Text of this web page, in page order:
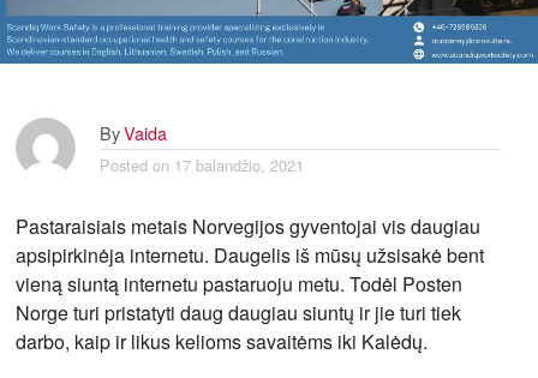
ByVaida
Posted on 17 balandžio, 2021
Pastaraisiais metais Norvegijos gyventojai vis daugiau
apsipirkinėja internetu. Daugelis iš mūsų užsisakė bent
vieną siuntą internetu pastaruoju metu. Todėl Posten
Norge turi pristatyti daug daugiau siuntų ir jie turi tiek
darbo, kaip ir likus kelioms savaitėms iki Kalėdų.